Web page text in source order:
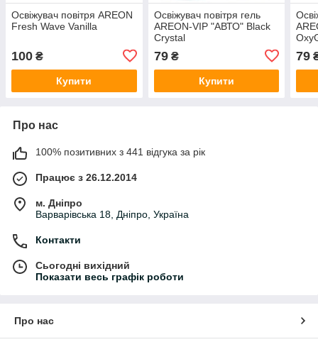
Освіжувач повітря AREON
Fresh Wave Vanilla
100 ₴
Купити
Освіжувач повітря гель
AREON-VIP "АВТО" Black
Crystal
79₴
Купити
79
Про нас
100% позитивних з 441 відгука за рік
Працює з 26.12.2014
м. Дніпро
Варварівська 18, Дніпро, Україна
Контакти
Сьогодні вихідний
Показати весь графік роботи
Про нас